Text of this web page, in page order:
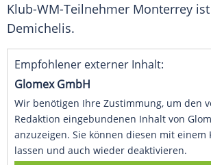
Klub-WM-Teilnehmer Monterrey ist
Demichelis.
Empfohlener externer Inhalt:
Glomex GmbH
Wir benötigen Ihre Zustimmung, um den
Redaktion eingebundenen Inhalt von
anzuzeigen. Sie können diesen mit einem
lassen und auch wieder deaktivieren.